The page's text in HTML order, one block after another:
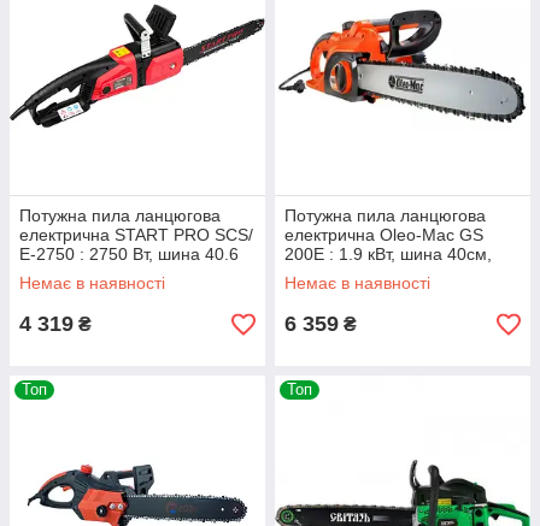
Потужна пила ланцюгова
електрична START PRO SCS/
Е-2750 : 2750 Вт, шина 40.6
см, 7000 об/хв, плавний пуск,
вага 4 кг, SCS Е-2750
Немає в наявності
4 319 ₴
Потужна пила ланцюгова
електрична Oleo-Mac GS
200Е : 1.9 кВт, шина 40см,
вага 4.4 кг, 51039011
Немає в наявності
6 359 ₴
Топ Топ